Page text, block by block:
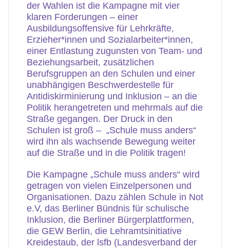
der Wahlen ist die Kampagne mit vier
klaren Forderungen – einer
Ausbildungsoffensive für Lehrkräfte,
Erzieher*innen und Sozialarbeiter*innen,
einer Entlastung zugunsten von Team- und
Beziehungsarbeit, zusätzlichen
Berufsgruppen an den Schulen und einer
unabhängigen Beschwerdestelle für
Antidiskirminierung und Inklusion – an die
Politik herangetreten und mehrmals auf die
Straße gegangen. Der Druck in den
Schulen ist groß – „Schule muss anders“
wird ihn als wachsende Bewegung weiter
auf die Straße und in die Politik tragen!
Die Kampagne „Schule muss anders“ wird
getragen von vielen Einzelpersonen und
Organisationen. Dazu zählen Schule in Not
e.V, das Berliner Bündnis für schulische
Inklusion, die Berliner Bürgerplattformen,
die GEW Berlin, die Lehramtsinitiative
Kreidestaub, der lsfb (Landesverband der